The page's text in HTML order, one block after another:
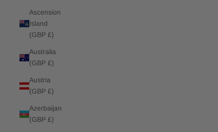
Ascension
Island
(GBP £)
Australia
(GBP £)
Austria
(GBP £)
Azerbaijan
(GBP £)